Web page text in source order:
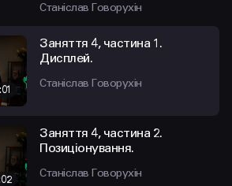
Станіслав Говорухін
Заняття 4, частина 1.
Дисплей.
Станіслав Говорухін
Заняття 4, частина 2.
Позиціонування.
Станіслав Говорухін